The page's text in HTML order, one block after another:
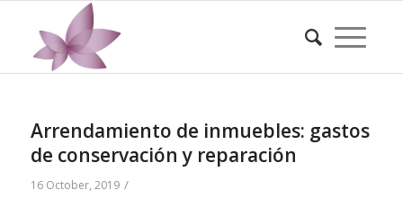
Arrendamiento de inmuebles: gastos
de conservación y reparación
16 October, 2019 /